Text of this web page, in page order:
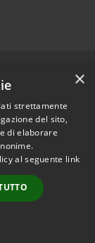
• Powered by
•Accesso
×
strettamente
del sito,
di elaborare
al seguente link